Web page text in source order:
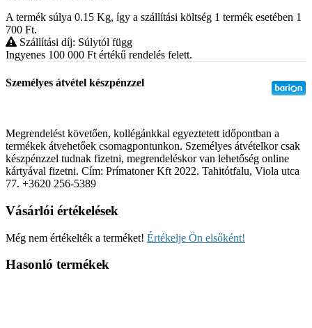
A termék súlya 0.15 Kg, így a szállítási költség 1 termék esetében 1
700 Ft.
Szállítási díj: Súlytól függ
Ingyenes 100 000 Ft értékű rendelés felett.
Személyes átvétel készpénzzel
Megrendelést követően, kollégánkkal egyeztetett időpontban a
termékek átvehetőek csomagpontunkon. Személyes átvételkor csak
készpénzzel tudnak fizetni, megrendeléskor van lehetőség online
kártyával fizetni. Cím: Prímatoner Kft 2022. Tahitótfalu, Viola utca
77. +3620 256-5389
Vásárlói értékelések
Még nem értékelték a terméket! Értékelje Ön elsőként!
Hasonló termékek